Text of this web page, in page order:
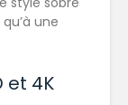
une
et 4K